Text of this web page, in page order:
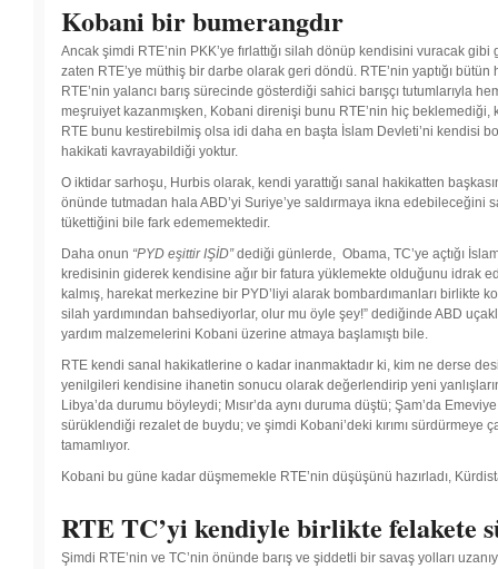
Kobani bir bumerangdır
Ancak şimdi RTE’nin PKK’ye fırlattığı silah dönüp kendisini vuracak
zaten RTE’ye müthiş bir darbe olarak geri döndü. RTE’nin yaptığı
RTE’nin yalancı barış sürecinde gösterdiği sahici barışçı tutumlarıyla
meşruiyet kazanmışken, Kobani direnişi bunu RTE’nin hiç beklemediği,
RTE bunu kestirebilmiş olsa idi daha en başta İslam Devleti’ni kendisi
hakikati kavrayabildiği yoktur.
O iktidar sarhoşu, Hurbis olarak, kendi yarattığı sanal hakikatten
önünde tutmadan hala ABD’yi Suriye’ye saldırmaya ikna edebileceğini
tükettiğini bile fark edememektedir.
Daha onun “PYD eşittir IŞİD”dediği günlerde, Obama, TC’ye açtığı
kredisinin giderek kendisine ağır bir fatura yüklemekte olduğunu idrak
kalmış, harekat merkezine bir PYD’liyi alarak bombardımanları birlikte
silah yardımından bahsediyorlar, olur mu öyle şey!” dediğinde ABD
yardım malzemelerini Kobani üzerine atmaya başlamıştı bile.
RTE kendi sanal hakikatlerine o kadar inanmaktadır ki, kim ne derse
yenilgileri kendisine ihanetin sonucu olarak değerlendirip yeni
Libya’da durumu böyleydi; Mısır’da aynı duruma düştü; Şam’da
sürüklendiği rezalet de buydu; ve şimdi Kobani’deki kırımı sürdürmeye
tamamlıyor.
Kobani bu güne kadar düşmemekle RTE’nin düşüşünü hazırladı,
RTE TC’yi kendiyle birlikte felakete
Şimdi RTE’nin ve TC’nin önünde barış ve şiddetli bir savaş yolları